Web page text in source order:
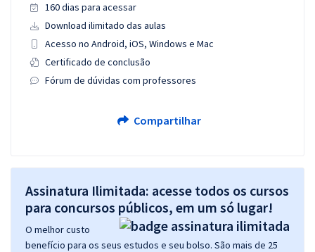
160 dias para acessar
Download ilimitado das aulas
Acesso no Android, iOS, Windows e Mac
Certificado de conclusão
Fórum de dúvidas com professores
Compartilhar
Assinatura Ilimitada: acesse todos os cursos
para concursos públicos, em um só lugar!
O melhor custo
benefício para os seus estudos e seu bolso. São mais de 25